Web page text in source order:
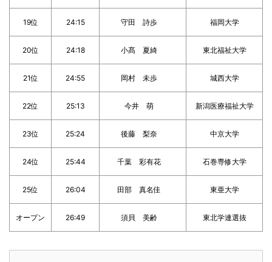
19位 24:15 守田 詩歩 福岡大学
20位 24:18 小髙 夏綺 東北福祉大学
21位 24:55 岡村 未歩 城西大学
22位 25:13 今井 萌 新潟医療福祉大学
23位 25:24 後藤 梨奈 中京大学
24位 25:44 千葉 彩有花 石巻専修大学
25位 26:04 田部 真名佳 東亜大学
オープン 26:49 須貝 美齢 東北学連選抜